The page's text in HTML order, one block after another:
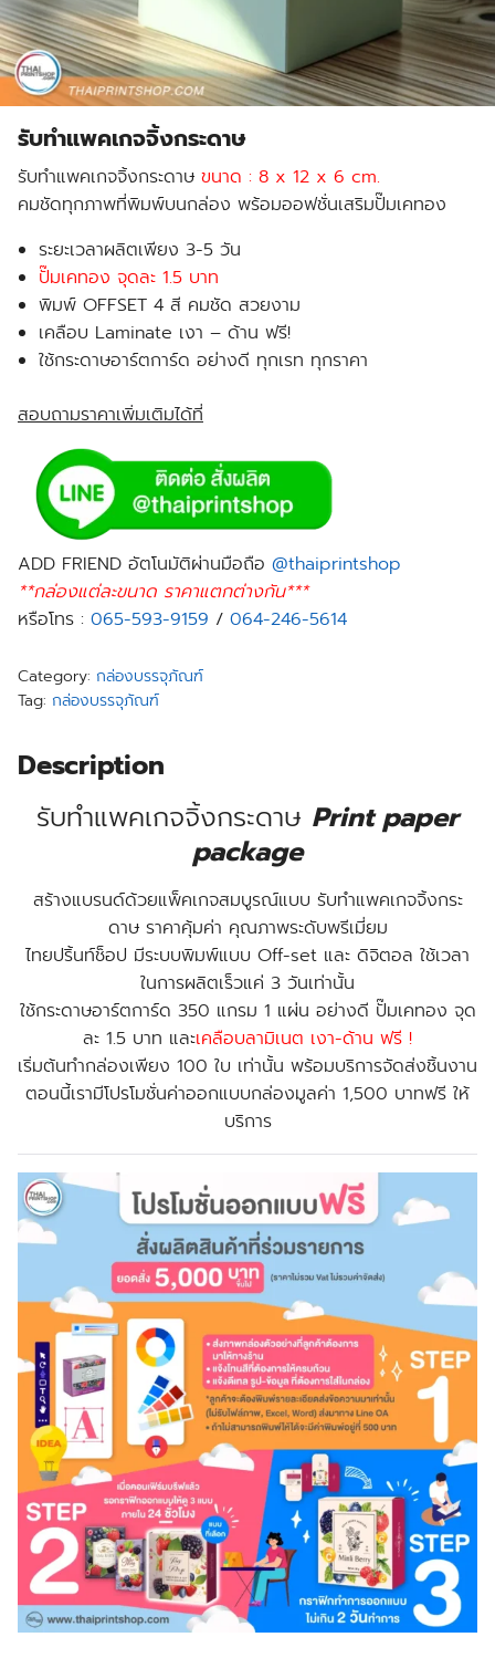
รับทำแพคเกจจิ้งกระดาษ
รับทำแพคเกจจิ้งกระดาษ ขนาด : 8 x 12 x 6 cm.
คมชัดทุกภาพที่พิมพ์บนกล่อง พร้อมออฟชั่นเสริมปั๊มเคทอง
ระยะเวลาผลิตเพียง 3-5 วัน
ปั๊มเคทอง จุดละ 1.5 บาท
พิมพ์ OFFSET 4 สี คมชัด สวยงาม
เคลือบ Laminate เงา – ด้าน ฟรี!
ใช้กระดาษอาร์ตการ์ด อย่างดี ทุกเรท ทุกราคา
สอบถามราคาเพิ่มเติมได้ที่
ADD FRIEND อัตโนมัติผ่านมือถือ @thaiprintshop
**กล่องแต่ละขนาด ราคาแตกต่างกัน***
หรือโทร : 065-593-9159 / 064-246-5614
Category: กล่องบรรจุภัณฑ์
Tag: กล่องบรรจุภัณฑ์
Description
รับทำแพคเกจจิ้งกระดาษ Print paper
package
สร้างแบรนด์ด้วยแพ็คเกจสมบูรณ์แบบ รับทำแพคเกจจิ้งกระ
ดาษราคาคุ้มค่า คุณภาพระดับพรีเมี่ยม
ไทยปริ้นท์ช็อป มีระบบพิมพ์แบบ Off-set และ ดิจิตอล ใช้เวลา
ในการผลิตเร็วแค่ 3 วันเท่านั้น
ใช้กระดาษอาร์ตการ์ด 350 แกรม 1 แผ่น อย่างดี ปั๊มเคทอง จุด
ละ 1.5 บาท และเคลือบลามิเนต เงา-ด้าน ฟรี !
เริ่มต้นทำกล่องเพียง 100 ใบ เท่านั้น พร้อมบริการจัดส่งชิ้นงาน
ตอนนี้เรามีโปรโมชั่นค่าออกแบบกล่องมูลค่า 1,500 บาทฟรี ให้
บริการ